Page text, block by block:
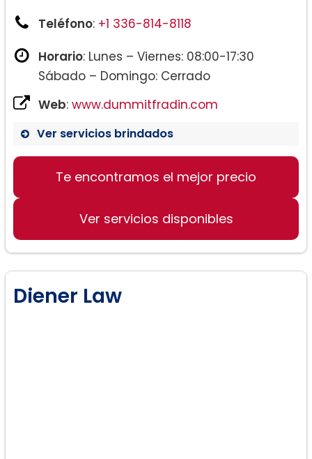
Teléfono: +1 336-814-8118
Horario: Lunes – Viernes: 08:00-17:30
Sábado – Domingo: Cerrado
Web: www.dummitfradin.com
Ver servicios brindados
Te encontramos el mejor precio
Ver servicios disponibles
Diener Law